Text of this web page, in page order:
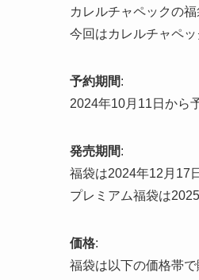
カレルチャペックの
今回はカレルチャペ
予約期間:
2024年10月11日から
発売期間:
福袋は2024年12月17
プレミアム福袋は
価格:
福袋は以下の価格帯で